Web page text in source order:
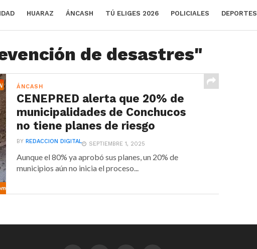
HUARAZ ÁNCASH TÚ ELIGES 2026 POLICIALES DEPORTES
de desastres"
ÁNCASH
CENEPRED alerta que 20% de
municipalidades de Conchucos
no tiene planes de riesgo
BYREDACCION DIGITAL SEPTIEMBRE 1, 2025
Aunque el 80% ya aprobó sus planes, un 20% de
municipios aún no inicia el proceso...